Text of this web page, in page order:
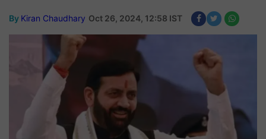
By Kiran Chaudhary Oct 26, 2024, 12:58 IST